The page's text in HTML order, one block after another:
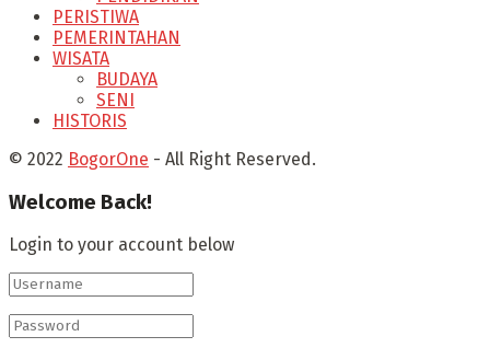
PERISTIWA
PEMERINTAHAN
WISATA
BUDAYA
SENI
HISTORIS
© 2022 BogorOne - All Right Reserved.
Welcome Back!
Login to your account below